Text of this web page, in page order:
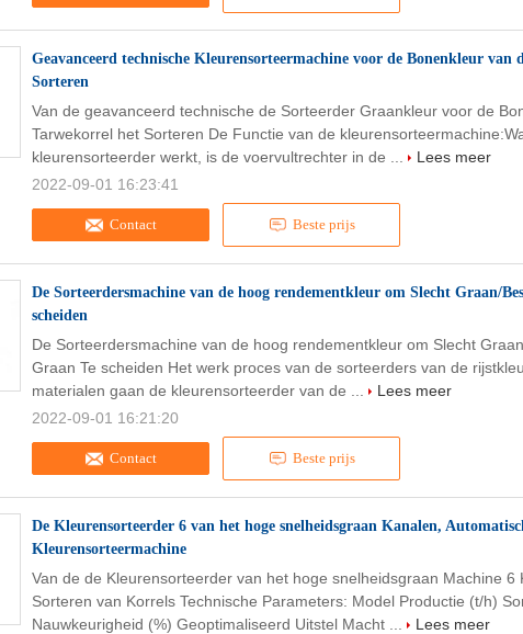
Geavanceerd technische Kleurensorteermachine voor de Bonenkleur van
Sorteren
Contact Beste prijs
Van de geavanceerd technische de Sorteerder Graankleur voor de
Tarwekorrel het Sorteren De Functie van de
kleurensorteerder werkt, is de voervultrechter in de ...
Lees meer
2022-09-01 16:23:41
De Sorteerdersmachine van de hoog rendementkleur om Slecht Graan/
scheiden
Contact Beste prijs
De Sorteerdersmachine van de hoog rendementkleur om Slecht
Graan Te scheiden Het werk proces van de sorteerders van de
materialen gaan de kleurensorteerder van de ...
Lees meer
2022-09-01 16:21:20
De Kleurensorteerder 6 van het hoge snelheidsgraan Kanalen,
Kleurensorteermachine
Van de de Kleurensorteerder van het hoge snelheidsgraan Machine 6
Sorteren van Korrels Technische Parameters: Model Productie (t/h)
Nauwkeurigheid (%) Geoptimaliseerd Uitstel Macht ...
Lees meer